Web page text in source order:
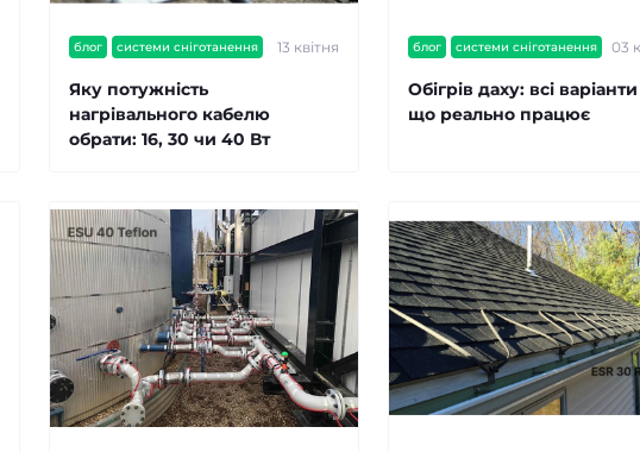
блог системи сніготанення 13 квітня
Яку потужність
нагрівального кабелю
обрати: 16, 30 чи 40 Вт
блог системи сніготанення 03
Обігрів даху: всі варіанти
що реально працює